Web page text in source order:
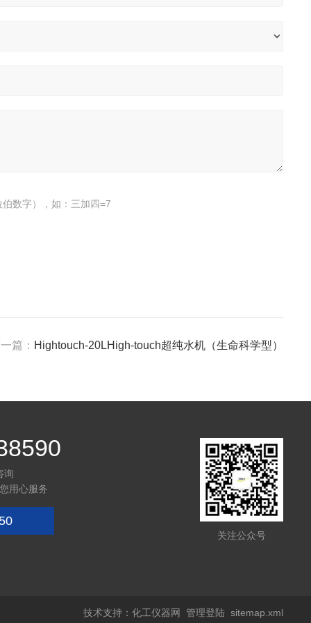
数字），如：三加四=7
篇： Hightouch-20LHigh-touch超纯水机（生命科学型）
询
用心服务
关注公众号
技术支持： 化工仪器网 管理登陆 sitemap.xml